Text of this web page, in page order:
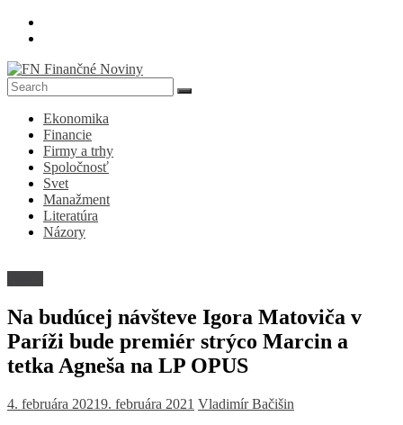
Skip
FN
Finančné
Noviny
Denník
ekonomike
spoločnosti
Ekonomika
Financie
Firmy a trhy
Spoločnosť
Svet
Manažment
Literatúra
Názory
Na budúcej návšteve Igora Matoviča v
Paríži bude premiér strýco Marcin a
tetka Agneša na LP OPUS
4. februára 20219. februára 2021 Vladimír Bačišin